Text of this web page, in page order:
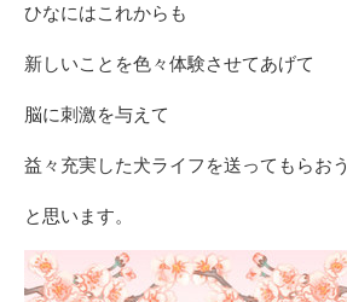
ひなにはこれからも
新しいことを色々体験させてあげて
脳に刺激を与えて
益々充実した犬ライフを送ってもらおう
と思います。